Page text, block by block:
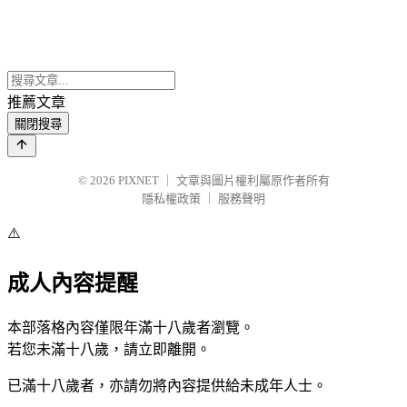
推薦文章
關閉搜尋
© 2026 PIXNET
文章與圖片權利屬原作者所有
隱私權政策
服務聲明
⚠️
成人內容提醒
本部落格內容僅限年滿十八歲者瀏覽。
若您未滿十八歲，請立即離開。
已滿十八歲者，亦請勿將內容提供給未成年人士。